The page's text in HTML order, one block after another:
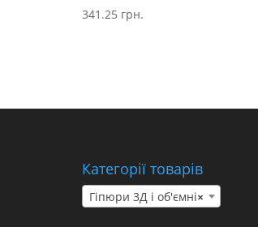
341.25 грн.
Категорії товарів
×
Гіпюри 3Д і об'ємні